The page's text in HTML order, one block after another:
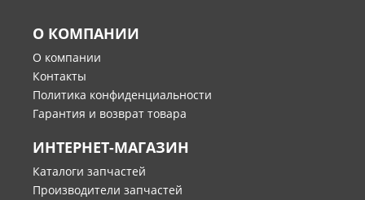
О КОМПАНИИ
О компании
Контакты
Политика конфиденциальности
Гарантия и возврат товара
ИНТЕРНЕТ-МАГАЗИН
Каталоги запчастей
Производители запчастей